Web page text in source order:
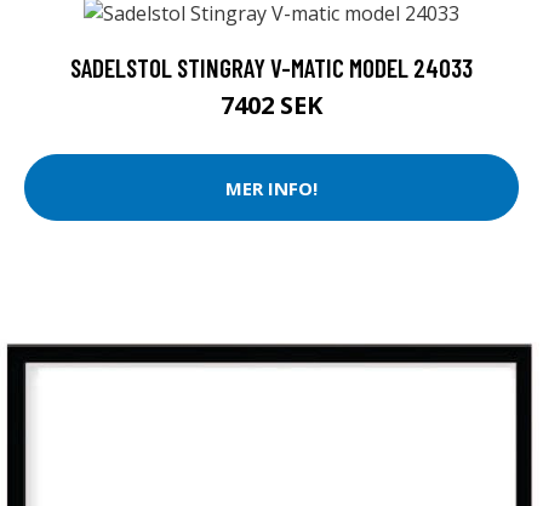
SADELSTOL STINGRAY V-MATIC MODEL 24033
7402 SEK
MER INFO!